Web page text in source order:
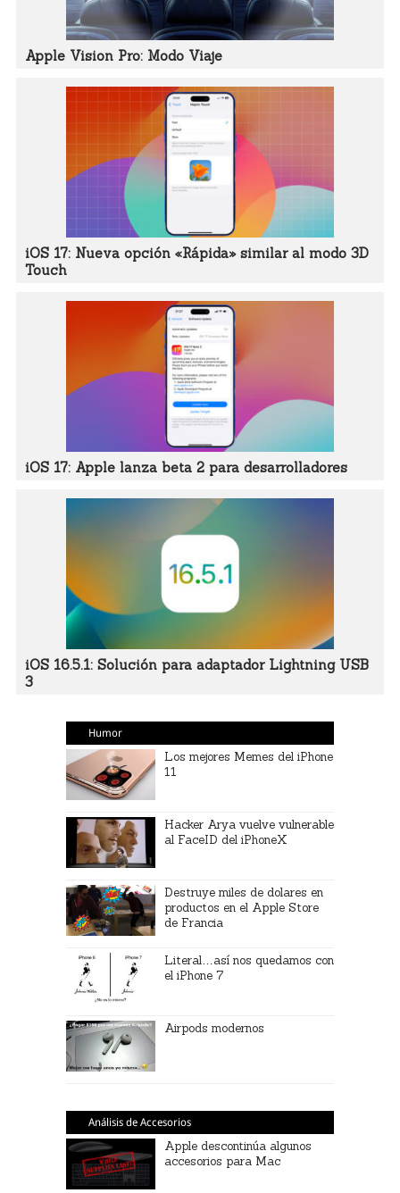
Apple Vision Pro: Modo Viaje
iOS 17: Nueva opción «Rápida» similar al modo 3D
Touch
iOS 17: Apple lanza beta 2 para desarrolladores
iOS 16.5.1: Solución para adaptador Lightning USB
3
Humor
Los mejores Memes del iPhone
11
Hacker Arya vuelve vulnerable
al FaceID del iPhoneX
Destruye miles de dolares en
productos en el Apple Store
de Francia
Literal…así nos quedamos con
el iPhone 7
Airpods modernos
Análisis de Accesorios
Apple descontinúa algunos
accesorios para Mac